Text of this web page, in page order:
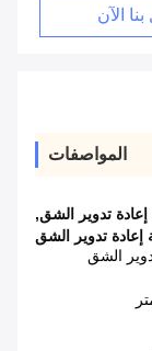
الآن
المواصفات
,
إعادة تدوير الشق
الشق